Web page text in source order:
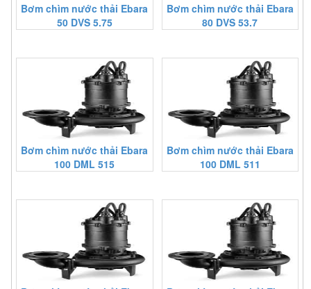
Bơm chìm nước thải Ebara
50 DVS 5.75
Bơm chìm nước thải Ebara
80 DVS 53.7
Bơm chìm nước thải Ebara
100 DML 515
Bơm chìm nước thải Ebara
100 DML 511